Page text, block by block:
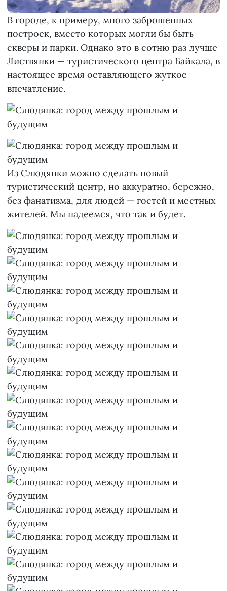
В городе, к примеру, много заброшенных
построек, вместо которых могли бы быть
скверы и парки. Однако это в сотню раз лучше
Листвянки — туристического центра Байкала, в
настоящее время оставляющего жуткое
впечатление.
Из Слюдянки можно сделать новый
туристический центр, но аккуратно, бережно,
без фанатизма, для людей — гостей и местных
жителей. Мы надеемся, что так и будет.